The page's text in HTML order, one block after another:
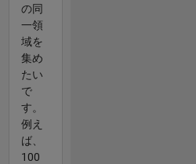
の同
一領
域を
集め
たい
で
す。
例え
ば、
100